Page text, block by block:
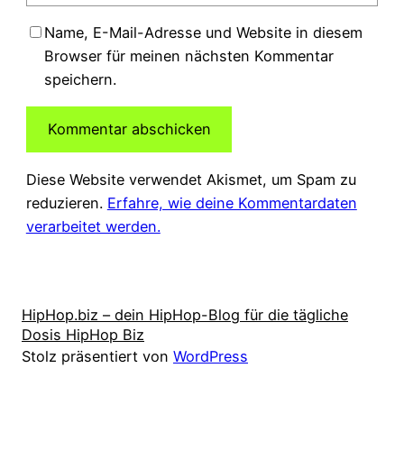
Name, E-Mail-Adresse und Website in diesem
Browser für meinen nächsten Kommentar
speichern.
Diese Website verwendet Akismet, um Spam zu
reduzieren. Erfahre, wie deine Kommentardaten
verarbeitet werden.
HipHop.biz – dein HipHop-Blog für die tägliche
Dosis HipHop Biz
Stolz präsentiert von WordPress